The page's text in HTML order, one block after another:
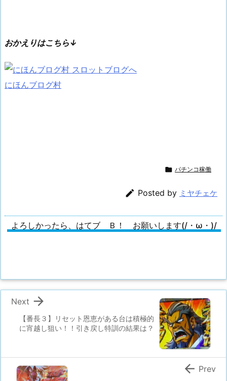
おかえりはこちら↓
にほんブログ村
 パチンコ稼働
 Posted by ミヤチェケ
よろしかったら、はてブ Ｂ！ お願いします(/・ω・)/
【番長３】リセット恩恵がある台は積極的
に宵越し狙い！！引き戻し特訓の結果は？

Next
 Prev